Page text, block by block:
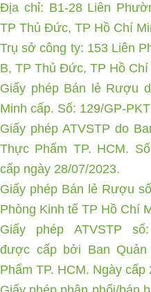
Địa chỉ: B1-28 Liên
TP Thủ Đức, TP Hồ Chí
Trụ sở công ty: 153 Liên
B, TP Thủ Đức, TP Hồ Chí
Giấy phép Bán lẻ Rượu
Minh cấp. Số: 129/GP-
Giấy phép ATVSTP do
Thực Phẩm TP. HCM.
cấp ngày 28/07/2023.
Giấy phép Bán lẻ Rượu
Phòng Kinh tế TP Hồ Chí
Giấy phép ATVSTP số:
được cấp bởi Ban
Phẩm TP. HCM. Ngày cấp